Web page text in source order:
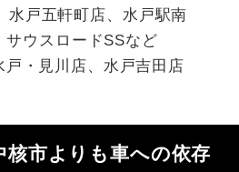
水戸五軒町店、水戸駅南
サウスロードSSなど
・見川店、水戸吉田店
核市よりも車への依存